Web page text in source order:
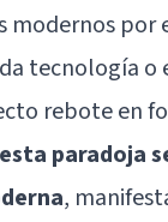
modernos por
tecnología o
rebote en
esta paradoja
,